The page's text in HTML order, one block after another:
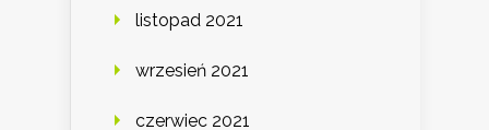
listopad 2021
wrzesień 2021
czerwiec 2021